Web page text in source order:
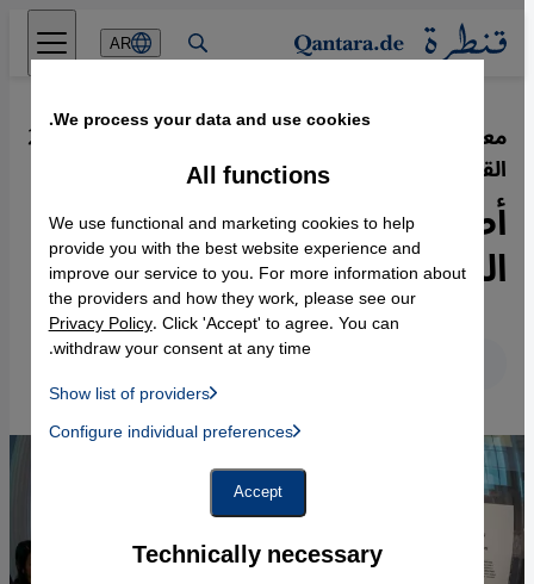
Direkt zum Inhalt springen
AR
معرض "الهيروغليفية تفض ألغاز مصر
القديمة"
·
22.12.2022
أطفال "حجر رشيد"... عقدة
الذنب المُتحَفية
English عربي
We process your data and use cookies.
Technically necessary
All functions
We use functional and marketing cookies to help
provide you with the best website experience and
improve our service to you. For more information about
the providers and how they work, please see our
Privacy Policy. Click 'Accept' to agree. You can
withdraw your consent at any time.
Show list of providers
Instagram Embed, Twitter Embed, Youtube Embed
Facebook Embed / Facebook Connect
Google Maps Embed
Configure individual preferences
Accept